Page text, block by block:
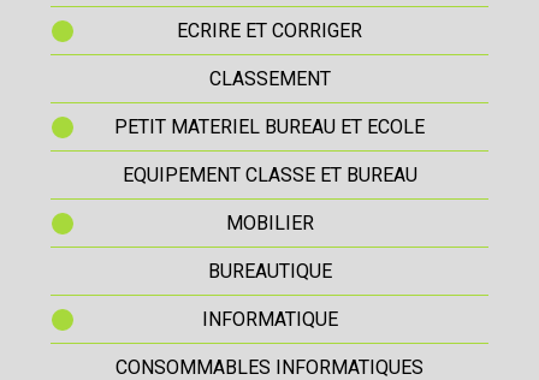
ECRIRE ET CORRIGER
CLASSEMENT
PETIT MATERIEL BUREAU ET ECOLE
EQUIPEMENT CLASSE ET BUREAU
MOBILIER
BUREAUTIQUE
INFORMATIQUE
CONSOMMABLES INFORMATIQUES